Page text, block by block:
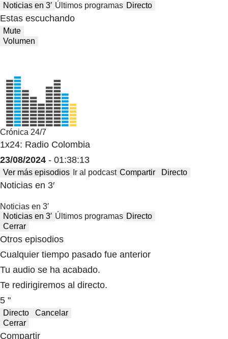
Noticias en 3′ Últimos programas Directo
Estas escuchando
Mute
Volumen
Crónica 24/7
1x24: Radio Colombia
23/08/2024 - 01:38:13
Ver más episodios Ir al podcast Compartir Directo
Noticias en 3′
Noticias en 3′
Noticias en 3′ Últimos programas Directo
Cerrar
Otros episodios
Cualquier tiempo pasado fue anterior
Tu audio se ha acabado.
Te redirigiremos al directo.
5 "
Directo
Cancelar
Cerrar
Compartir